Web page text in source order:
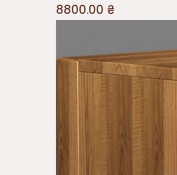
8800.00 ₴